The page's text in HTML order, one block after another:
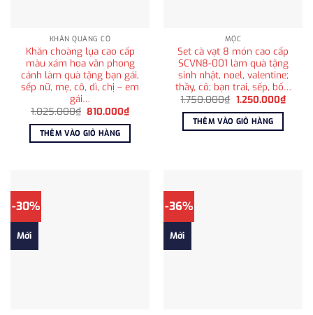
KHĂN QUÀNG CỔ
Khăn choàng lụa cao cấp
màu xám hoa văn phong
cảnh làm quà tặng bạn gái,
sếp nữ, mẹ, cô, dì, chị – em
gái…
1.025.000₫ Giá
là:
1.025.000₫.
810.000₫Giá
hiện
tại
810.000₫.
THÊM VÀO GIỎ HÀNG
MỘC
Set cà vạt 8 món cao cấp
SCVN8-001 làm quà tặng
sinh nhật, noel, valentine;
thầy, cô; bạn trai, sếp, bố…
1.750.000₫ Giá
là:
1.750.000₫.
1.250.000₫Giá
hiện
THÊM VÀO GIỎ HÀNG
-30%
Mới
-36%
Mới